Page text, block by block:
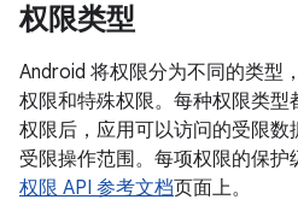
权限类型
Android 将权限分为不同的类型
权限和特殊权限。每种权限类
权限后，应用可以访问的受限
受限操作范围。每项权限的保
权限 API 参考文档页面上。